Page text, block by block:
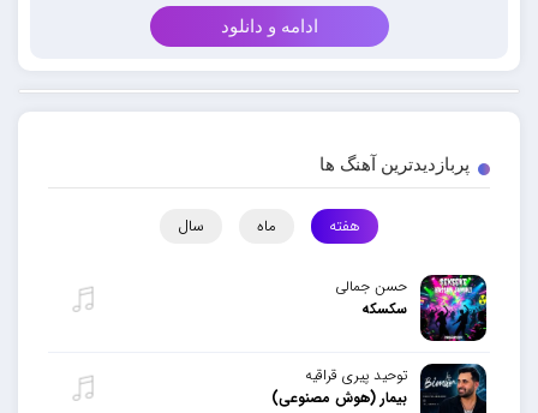
ادامه و دانلود
پربازدیدترین آهنگ ها
هفته ماه سال
حسن جمالی
سکسکه
توحید پیری قراقیه
بیمار (هوش مصنوعی)